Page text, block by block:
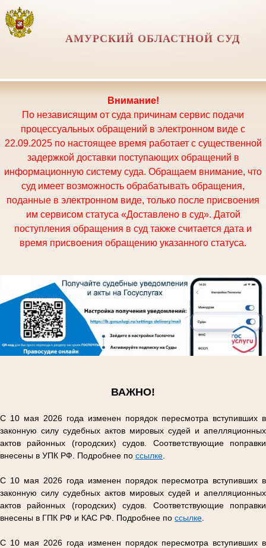
АМУРСКИЙ ОБЛАСТНОЙ СУД
Внимание!
По независящим от суда причинам сервис подачи
процессуальных обращений в электронном виде с
22.09.2025 по настоящее время работает с существенной
задержкой доставки поступающих обращений в
информационную систему суда. Обращаем внимание, что
суд имеет возможность обрабатывать обращения,
поданные в электронном виде, только после присвоения
им сервисом статуса «Доставлено в суд». Датой
поступления обращения в суд также считается дата и
время присвоения обращению указанного статуса.
ВАЖНО!
С 10 мая 2026 года изменен порядок пересмотра вступивших в
законную силу судебных актов мировых судей и апелляционных
актов районных (городских) судов. Соответствующие поправки
внесены в УПК РФ. Подробнее по ссылке
С 10 мая 2026 года изменен порядок пересмотра вступивших в
законную силу судебных актов мировых судей и апелляционных
актов районных (городских) судов. Соответствующие поправки
внесены в ГПК РФ и КАС РФ. Подробнее по ссылке
С 10 мая 2026 года изменен порядок пересмотра вступивших в